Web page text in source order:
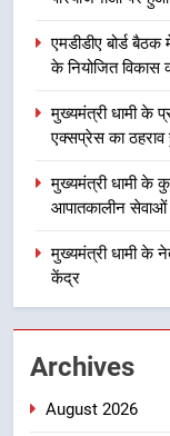
एमडीडीए बोर्ड
के नियोजित विकास
मुख्यमंत्री धामी के
एक्सप्रेस का
मुख्यमंत्री धामी के
आपातकालीन सेवाओं
मुख्यमंत्री धामी के
केंद्र
Archives
August 2026